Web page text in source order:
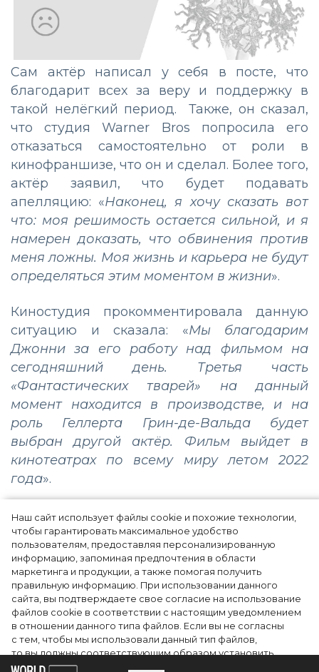
Наш сайт использует файлы cookie и похожие технологии,
чтобы гарантировать максимальное удобство
пользователям, предоставляя персонализированную
информацию, запоминая предпочтения в области
маркетинга и продукции, а также помогая получить
правильную информацию. При использовании данного
сайта, вы подтверждаете свое согласие на использование
файлов cookie в соответствии с настоящим уведомлением
в отношении данного типа файлов. Если вы не согласны
с тем, чтобы мы использовали данный тип файлов,
то вы должны соответствующим образом установить
настройки вашего браузера или не использовать сайт wfc.tv
Сам актёр написал у себя в посте, что
благодарит всех за веру и поддержку в
такой нелёгкий период. Также, он сказал,
что студия Warner Bros попросила его
отказаться самостоятельно от роли в
кинофраншизе, что он и сделал. Более того,
актёр заявил, что будет подавать
апелляцию: «Наконец, я хочу сказать вот
что: моя решимость остается сильной, и я
намерен доказать, что обвинения против
меня ложны. Моя жизнь и карьера не будут
определяться этим моментом в жизни».
Киностудия прокомментировала данную
ситуацию и сказала: «Мы благодарим
Джонни за его работу над фильмом на
сегодняшний день. Третья часть
«Фантастических тварей» на данный
момент находится в производстве, и на
роль Геллерта Грин-де-Вальда будет
выбран другой актёр. Фильм выйдет в
кинотеатрах по всему миру летом 2022
года».